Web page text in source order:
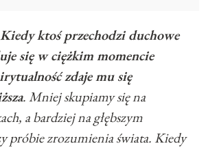
Kiedy ktoś przechodzi duchowe
się w ciężkim momencie
zdaje mu się
. Mniej skupiamy się na
a bardziej na głębszym
próbie zrozumienia świata. Kiedy